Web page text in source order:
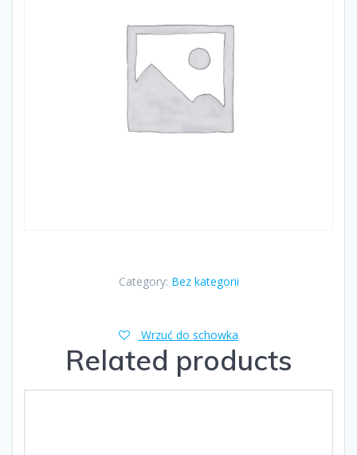
Category: Bez kategorii
Wrzuć do schowka
Related products